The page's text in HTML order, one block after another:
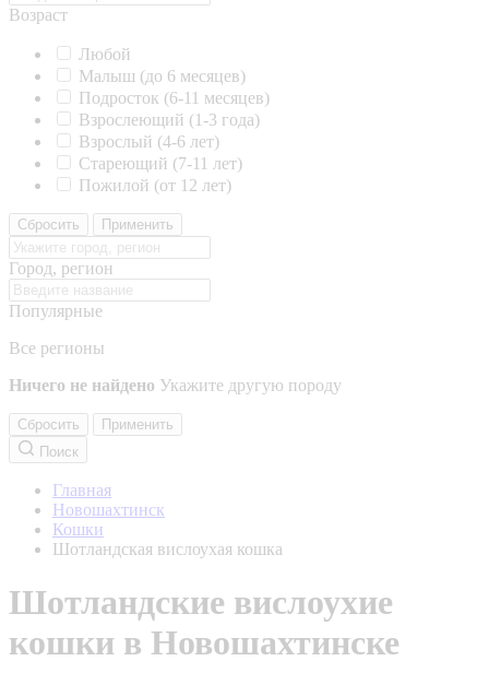
Возраст
Любой
Малыш (до 6 месяцев)
Подросток (6-11 месяцев)
Взрослеющий (1-3 года)
Взрослый (4-6 лет)
Стареющий (7-11 лет)
Пожилой (от 12 лет)
Сбросить Применить
Город, регион
Популярные
Все регионы
Ничего не найдено Укажите другую породу
Сбросить
Применить
Поиск
Главная
Новошахтинск
Кошки
Шотландская вислоухая кошка
Шотландские вислоухие
кошки в Новошахтинске